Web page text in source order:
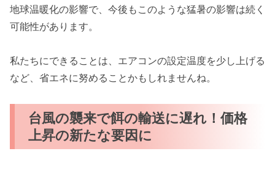
地球温暖化の影響で、今後もこのような猛暑の影響は続く
可能性があります。
私たちにできることは、エアコンの設定温度を少し上げる
など、省エネに努めることかもしれませんね。
台風の襲来で餌の輸送に遅れ！価格
上昇の新たな要因に